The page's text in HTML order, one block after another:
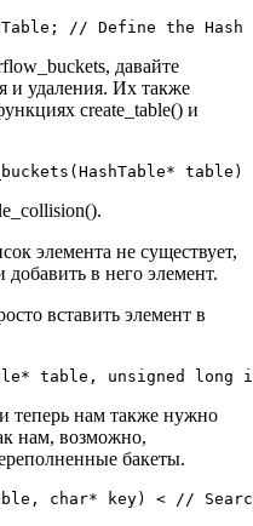
// Define the
давайте
и удаления. Их также
create_table() и
элемента не существует,
в него элемент.
вставить элемент в
table, unsigned
теперь нам также нужно
нам, возможно,
бакеты.
char* key) < //